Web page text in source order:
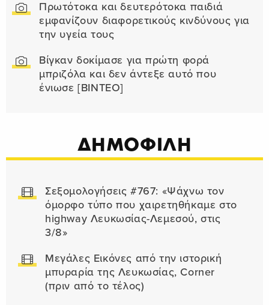
Πρωτότοκα και δευτερότοκα παιδιά
εμφανίζουν διαφορετικούς κινδύνους για
την υγεία τους
Βίγκαν δοκίμασε για πρώτη φορά
μπριζόλα και δεν άντεξε αυτό που
ένιωσε [ΒΙΝΤΕΟ]
ΔΗΜΟΦΙΛΗ
Σεξομολογήσεις #767: «Ψάχνω τον
όμορφο τύπο που χαιρετηθήκαμε στο
highway Λευκωσίας-Λεμεσού, στις
3/8»
Μεγάλες Εικόνες από την ιστορική
μπυραρία της Λευκωσίας, Corner
(πριν από το τέλος)